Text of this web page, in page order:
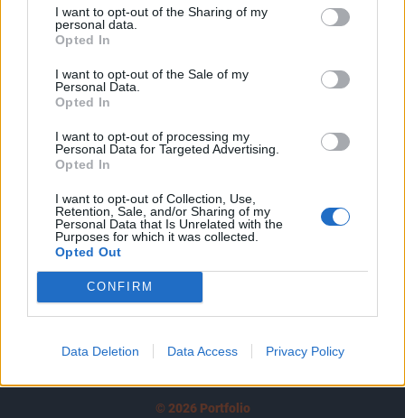
I want to opt-out of the Sharing of my
personal data.
Opted In
I want to opt-out of the Sale of my
Personal Data.
Opted In
I want to opt-out of processing my
Personal Data for Targeted Advertising.
Opted In
I want to opt-out of Collection, Use,
Retention, Sale, and/or Sharing of my
Personal Data that Is Unrelated with the
Purposes for which it was collected.
Opted Out
CONFIRM
Data Deletion Data Access Privacy Policy
A keresett cikk a portfolio.hu hírarchívumához
tartozik, melynek olvasása előfizetéses
Az előfizetés a következőket tartalmazza:
Portfolio.hu teljes cikkarchívum
Kötéslisták: BÉT elmúlt 2 év napon belüli
kötéslistái
Előfizetés
MÁR ELŐFIZETŐNK VAGY?BEJELENTKEZÉS
© 2026 Portfolio